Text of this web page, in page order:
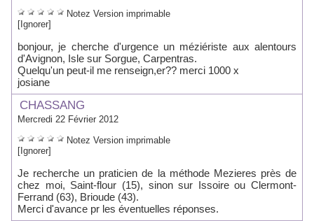
Notez Version imprimable
[Ignorer]
bonjour, je cherche d'urgence un méziériste aux alentours
d'Avignon, Isle sur Sorgue, Carpentras.
Quelqu'un peut-il me renseign,er?? merci 1000 x
josiane
CHASSANG
Mercredi 22 Février 2012
Notez Version imprimable
[Ignorer]
Je recherche un praticien de la méthode Mezieres près de
chez moi, Saint-flour (15), sinon sur Issoire ou Clermont-
Ferrand (63), Brioude (43).
Merci d'avance pr les éventuelles réponses.